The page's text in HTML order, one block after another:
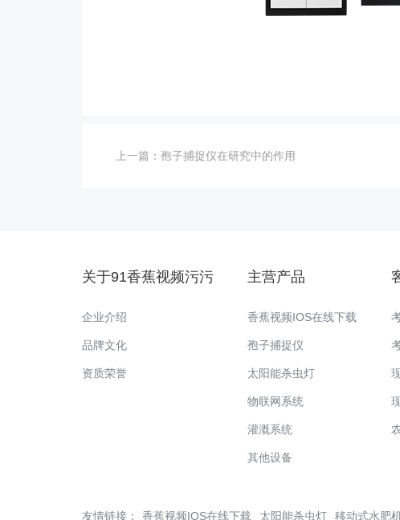
上一篇：孢子捕捉仪在研究中的作用
关于91香蕉视频污污
企业介绍
品牌文化
资质荣誉
主营产品
香蕉视频IOS在线下载
孢子捕捉仪
太阳能杀虫灯
物联网系统
灌溉系统
其他设备
友情链接： 香蕉视频IOS在线下载 太阳能杀虫灯 移动式水肥